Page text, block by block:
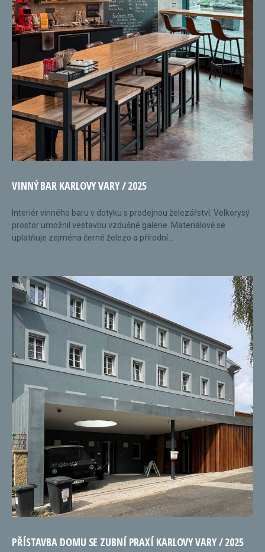
VINNÝ BAR KARLOVY VARY / 2025
Interiér vinného baru v dotyku s prodejnou železářství. Velkorysý
prostor umožnil vestavbu vzdušné galerie. Materiálově se
uplatňuje zejména černé železo a přírodní...
PŘÍSTAVBA DOMU SE ZUBNÍ PRAXÍ KARLOVY VARY / 2025